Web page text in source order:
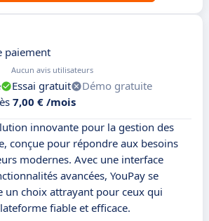
paiement
Aucun avis utilisateurs
Essai gratuit
Démo gratuite
7,00 € /mois
innovante pour la gestion des
conçue pour répondre aux besoins
modernes. Avec une interface
avancées, YouPay se
un choix attrayant pour ceux qui
fiable et efficace.